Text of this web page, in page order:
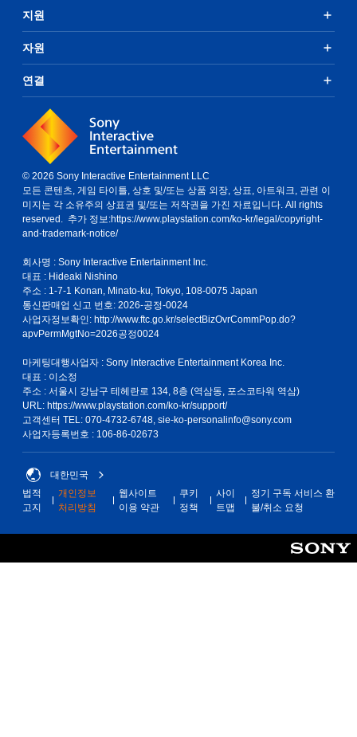
지원
자원
연결
© 2026 Sony Interactive Entertainment LLC
모든 콘텐츠, 게임 타이틀, 상호 및/또는 상품 외장, 상표, 아트워크, 관련 이
미지는 각 소유주의 상표권 및/또는 저작권을 가진 자료입니다. All rights
reserved. 추가 정보:https://www.playstation.com/ko-kr/legal/copyright-
and-trademark-notice/
회사명 : Sony Interactive Entertainment Inc.
대표 : Hideaki Nishino
주소 : 1-7-1 Konan, Minato-ku, Tokyo, 108-0075 Japan
통신판매업 신고 번호: 2026-공정-0024
사업자정보확인: http://www.ftc.go.kr/selectBizOvrCommPop.do?
apvPermMgtNo=2026공정0024
마케팅대행사업자 : Sony Interactive Entertainment Korea Inc.
대표 : 이소정
주소 : 서울시 강남구 테헤란로 134, 8층 (역삼동, 포스코타워 역삼)
URL: https://www.playstation.com/ko-kr/support/
고객센터 TEL: 070-4732-6748, sie-ko-personalinfo@sony.com
사업자등록번호 : 106-86-02673
대한민국
법적
고지
개인정보
처리방침
웹사이트
이용 약관
쿠키
정책
사이
트맵
정기 구독 서비스 환
불/취소 요청